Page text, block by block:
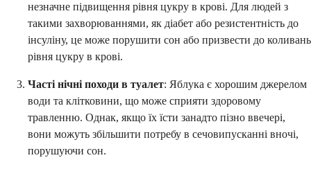
незначне підвищення рівня цукру в крові. Для людей з
такими захворюваннями, як діабет або резистентність до
інсуліну, це може порушити сон або призвести до коливань
рівня цукру в крові.
Часті нічні походи в туалет: Яблука є хорошим джерелом
води та клітковини, що може сприяти здоровому
травленню. Однак, якщо їх їсти занадто пізно ввечері,
вони можуть збільшити потребу в сечовипусканні вночі,
порушуючи сон.